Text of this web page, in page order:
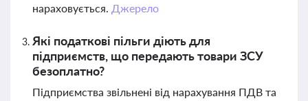
нараховується. Джерело
Які податкові пільги діють для
підприємств, що передають товари ЗСУ
безоплатно?
Підприємства звільнені від нарахування ПДВ та